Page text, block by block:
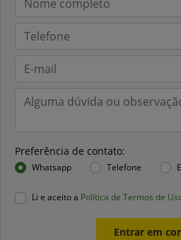
Preferência de contato:
Whatsapp Telefone
Li e aceito a Política de Termos de
Entrar em